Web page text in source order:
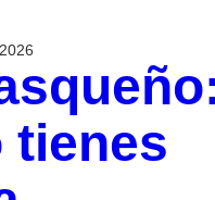
tienes